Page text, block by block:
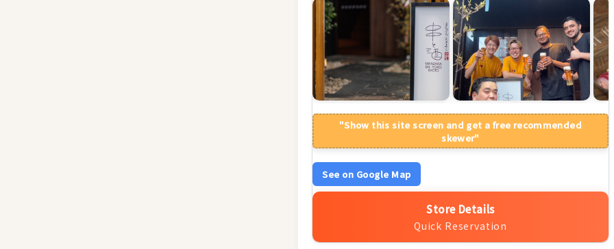
"Show this site screen and get a free recommended
skewer"
See on Google Map
Store Details
Quick Reservation